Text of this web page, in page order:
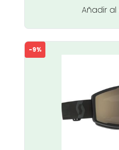
Añadir
-9%